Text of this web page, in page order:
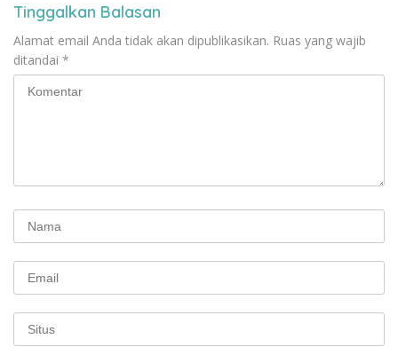
Tinggalkan Balasan
Alamat email Anda tidak akan dipublikasikan. Ruas yang wajib
ditandai *